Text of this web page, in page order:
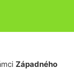
Západného